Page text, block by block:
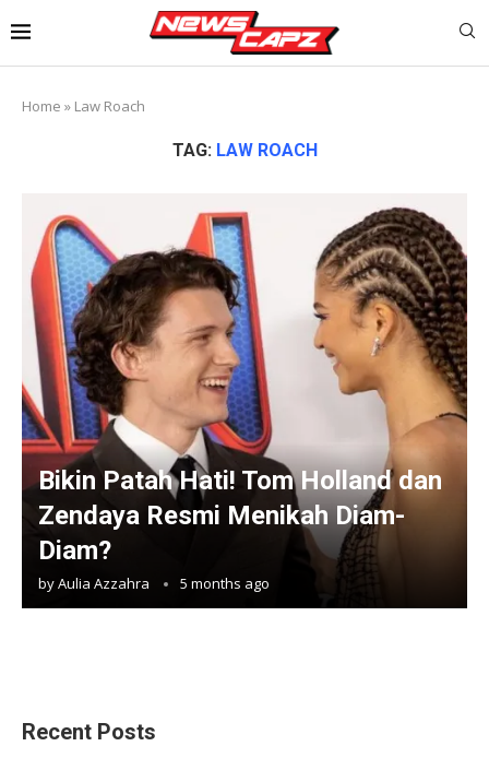
Home » Law Roach
TAG: LAW ROACH
Bikin Patah Hati! Tom Holland dan
Zendaya Resmi Menikah Diam-
Diam?
byAulia Azzahra 5 months ago
Recent Posts